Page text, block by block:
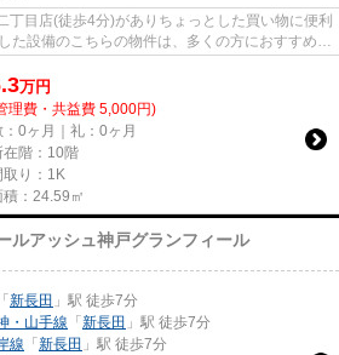
丁目店(徒歩4分)がありちょっとした買い物に便利
た設備のこちらの物件は、多くの方におすすめで
万円
理費・共益費 5,000円)
：0ヶ月｜礼：0ヶ月
在階：10階
取り：1K
積：24.59㎡
ルアッシュ神戸グランフィール
「 新長田 」駅 徒歩7分
・山手線 「 新長田 」駅 徒歩7分
線 「 新長田 」駅 徒歩7分